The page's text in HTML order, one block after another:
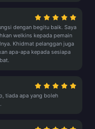
dengan begitu baik. Saya
welkins kepada pemain
Khidmat pelanggan juga
apa-apa kepada sesiapa
tiada apa yang boleh